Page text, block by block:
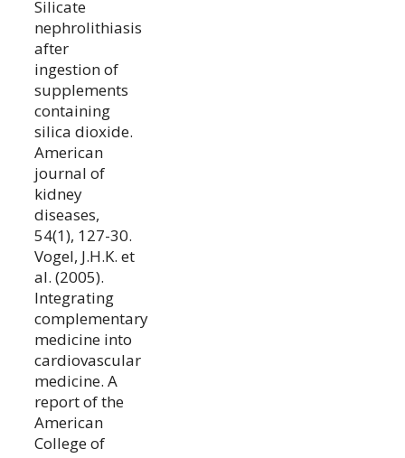
Silicate
nephrolithiasis
after
ingestion of
supplements
containing
silica dioxide.
American
journal of
kidney
diseases,
54(1), 127-30.
Vogel, J.H.K. et
al. (2005).
Integrating
complementary
medicine into
cardiovascular
medicine. A
report of the
American
College of